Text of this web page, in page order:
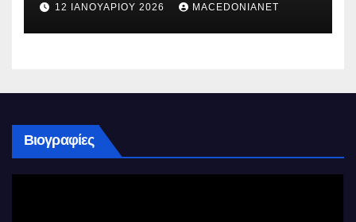
12 ΙΑΝΟΥΑΡΊΟΥ 2026 MACEDONIANET
Βιογραφίες